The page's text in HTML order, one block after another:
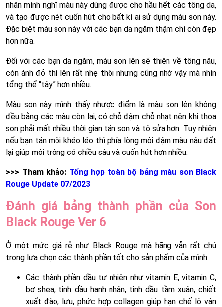
nhân mình nghĩ màu này dùng được cho hầu hết các tông da,
và tạo được nét cuốn hút cho bất kì ai sử dụng màu son này.
Đặc biệt màu son này với các bạn da ngăm thậm chí còn đẹp
hơn nữa.
Đối với các bạn da ngăm, màu son lên sẽ thiên về tông nâu,
còn ánh đỏ thì lên rất nhẹ thôi nhưng cũng nhờ vậy mà nhìn
tổng thể “tây” hơn nhiều.
Màu son này mình thấy nhược điểm là màu son lên không
đều bằng các màu còn lại, có chỗ đậm chỗ nhạt nên khi thoa
son phải mất nhiều thời gian tán son và tô sửa hơn. Tuy nhiên
nếu bạn tán môi khéo léo thì phía lòng môi đậm màu nâu đất
lại giúp môi trông có chiều sâu và cuốn hút hơn nhiều.
>>> Tham khảo: Tổng hợp toàn bộ bảng màu son Black
Rouge Update 07/2023
Đánh giá bảng thành phần của Son
Black Rouge Ver 6
Ở một mức giá rẻ như Black Rouge mà hãng vẫn rất chú
trọng lựa chọn các thành phần tốt cho sản phẩm của mình:
Các thành phần dầu tự nhiên như vitamin E, vitamin C,
bơ shea, tinh dầu hạnh nhân, tinh dầu tầm xuân, chiết
xuất đào, lựu, phức hợp collagen giúp hạn chế lộ vân